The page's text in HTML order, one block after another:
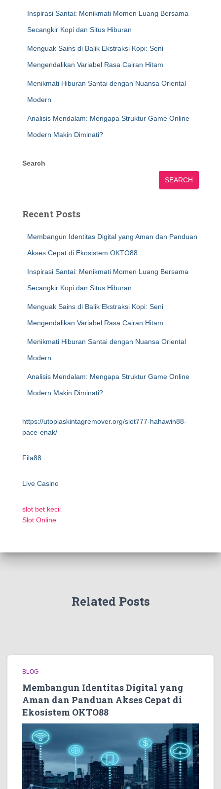
Inspirasi Santai: Menikmati Momen Luang Bersama
Secangkir Kopi dan Situs Hiburan
Menguak Sains di Balik Ekstraksi Kopi: Seni
Mengendalikan Variabel Rasa Cairan Hitam
Menikmati Hiburan Santai dengan Nuansa Oriental
Modern
Analisis Mendalam: Mengapa Struktur Game Online
Modern Makin Diminati?
Search
SEARCH
Recent Posts
Membangun Identitas Digital yang Aman dan Panduan
Akses Cepat di Ekosistem OKTO88
Inspirasi Santai: Menikmati Momen Luang Bersama
Secangkir Kopi dan Situs Hiburan
Menguak Sains di Balik Ekstraksi Kopi: Seni
Mengendalikan Variabel Rasa Cairan Hitam
Menikmati Hiburan Santai dengan Nuansa Oriental
Modern
Analisis Mendalam: Mengapa Struktur Game Online
Modern Makin Diminati?
https://utopiaskintagremover.org/slot777-hahawin88-
pace-enak/
Fila88
Live Casino
slot bet kecil
Slot Online
Related Posts
BLOG
Membangun Identitas Digital yang
Aman dan Panduan Akses Cepat di
Ekosistem OKTO88